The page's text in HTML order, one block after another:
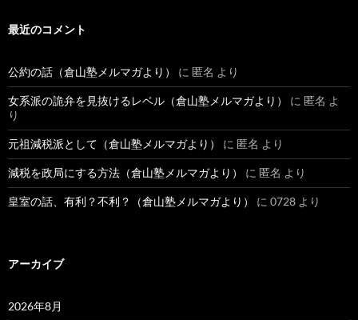
最近のコメント
公約の話（倉山塾メルマガより） に 匿名 より
女系派の詭弁を見抜けるレベル（倉山塾メルマガより） に 匿名 よ
り
元祖減税派として（倉山塾メルマガより） に 匿名 より
減税を政局にする方法（倉山塾メルマガより） に 匿名 より
皇室の話、有利？不利？（倉山塾メルマガより） に 0728 より
アーカイブ
2026年8月